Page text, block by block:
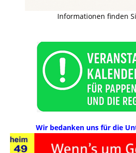
Informationen finden
Wir bedanken uns für die